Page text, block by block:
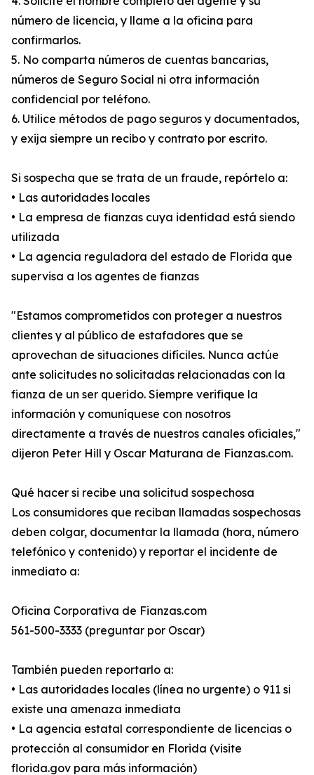
número de licencia, y llame a la oficina para
confirmarlos.
5. No comparta números de cuentas bancarias,
números de Seguro Social ni otra información
confidencial por teléfono.
6. Utilice métodos de pago seguros y documentados,
y exija siempre un recibo y contrato por escrito.
Si sospecha que se trata de un fraude, repórtelo a:
• Las autoridades locales
• La empresa de fianzas cuya identidad está siendo
utilizada
• La agencia reguladora del estado de Florida que
supervisa a los agentes de fianzas
"Estamos comprometidos con proteger a nuestros
clientes y al público de estafadores que se
aprovechan de situaciones difíciles. Nunca actúe
ante solicitudes no solicitadas relacionadas con la
fianza de un ser querido. Siempre verifique la
información y comuníquese con nosotros
directamente a través de nuestros canales oficiales,"
dijeron Peter Hill y Oscar Maturana de Fianzas.com.
Qué hacer si recibe una solicitud sospechosa
Los consumidores que reciban llamadas sospechosas
deben colgar, documentar la llamada (hora, número
telefónico y contenido) y reportar el incidente de
inmediato a:
Oficina Corporativa de Fianzas.com
561-500-3333 (preguntar por Oscar)
También pueden reportarlo a:
• Las autoridades locales (línea no urgente) o 911 si
existe una amenaza inmediata
• La agencia estatal correspondiente de licencias o
protección al consumidor en Florida (visite
florida.gov para más información)